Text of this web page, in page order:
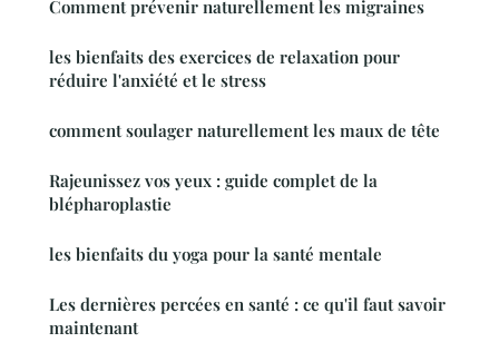
Comment prévenir naturellement les migraines
les bienfaits des exercices de relaxation pour
réduire l'anxiété et le stress
comment soulager naturellement les maux de tête
Rajeunissez vos yeux : guide complet de la
blépharoplastie
les bienfaits du yoga pour la santé mentale
Les dernières percées en santé : ce qu'il faut savoir
maintenant